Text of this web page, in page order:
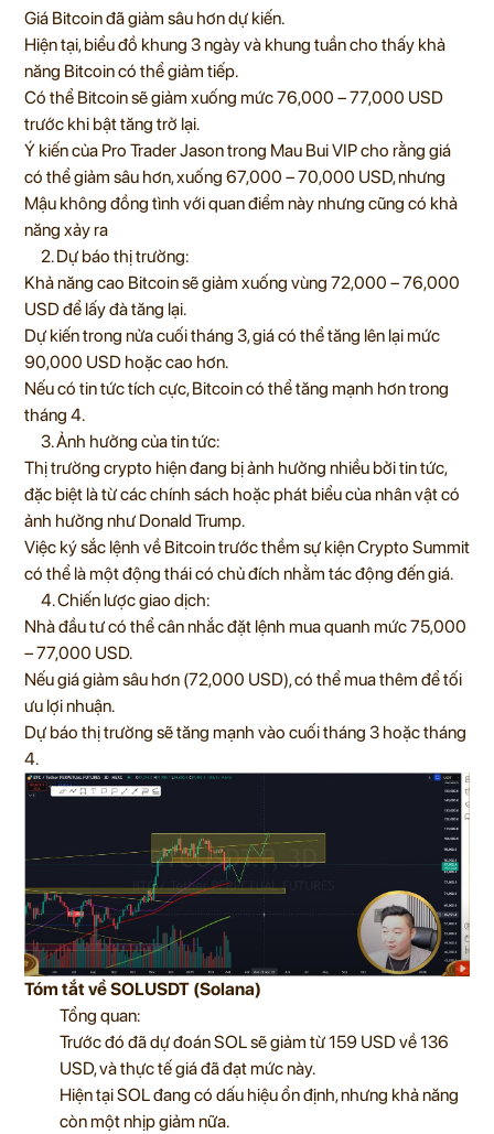
Giá Bitcoin đã giảm sâu hơn dự kiến.
Hiện tại, biểu đồ khung 3 ngày và khung tuần cho thấy khả
năng Bitcoin có thể giảm tiếp.
Có thể Bitcoin sẽ giảm xuống mức 76,000 – 77,000 USD
trước khi bật tăng trở lại.
Ý kiến của Pro Trader Jason trong Mau Bui VIP cho rằng giá
có thể giảm sâu hơn, xuống 67,000 – 70,000 USD, nhưng
Mậu không đồng tình với quan điểm này nhưng cũng có khả
năng xảy ra
2. Dự báo thị trường:
Khả năng cao Bitcoin sẽ giảm xuống vùng 72,000 – 76,000
USD để lấy đà tăng lại.
Dự kiến trong nửa cuối tháng 3, giá có thể tăng lên lại mức
90,000 USD hoặc cao hơn.
Nếu có tin tức tích cực, Bitcoin có thể tăng mạnh hơn trong
tháng 4.
3. Ảnh hưởng của tin tức:
Thị trường crypto hiện đang bị ảnh hưởng nhiều bởi tin tức,
đặc biệt là từ các chính sách hoặc phát biểu của nhân vật có
ảnh hưởng như Donald Trump.
Việc ký sắc lệnh về Bitcoin trước thềm sự kiện Crypto Summit
có thể là một động thái có chủ đích nhằm tác động đến giá.
4. Chiến lược giao dịch:
Nhà đầu tư có thể cân nhắc đặt lệnh mua quanh mức 75,000
– 77,000 USD.
Nếu giá giảm sâu hơn (72,000 USD), có thể mua thêm để tối
ưu lợi nhuận.
Dự báo thị trường sẽ tăng mạnh vào cuối tháng 3 hoặc tháng
4.
Tóm tắt về SOLUSDT (Solana)
Tổng quan:
Trước đó đã dự đoán SOL sẽ giảm từ 159 USD về 136
USD, và thực tế giá đã đạt mức này.
Hiện tại SOL đang có dấu hiệu ổn định, nhưng khả năng
còn một nhịp giảm nữa.